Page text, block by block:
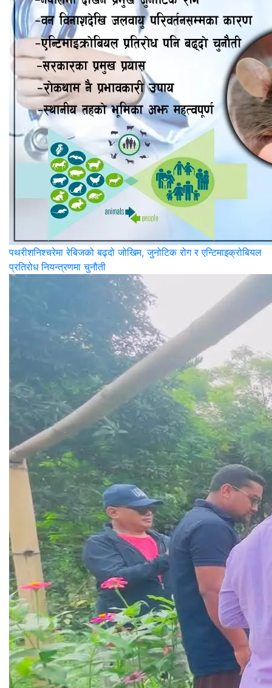
पथरीशनिश्‍चरेमा रेबिजको बढ्दो जोखिम, जुनोटिक रोग र एन्टिमाइक्रोबियल
प्रतिरोध नियन्त्रणमा चुनौती